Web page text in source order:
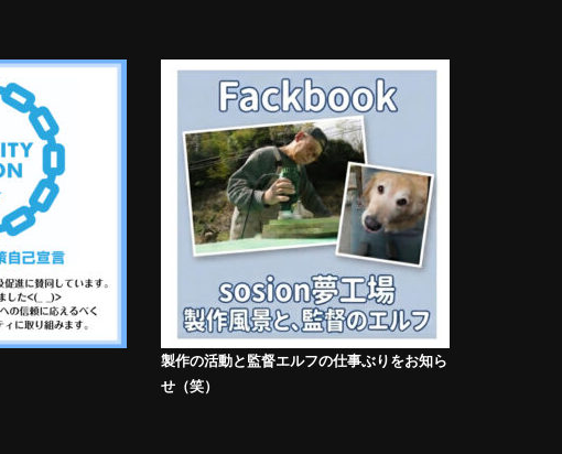
製作の活動と監督エルフの仕事ぶりをお知ら
せ（笑）